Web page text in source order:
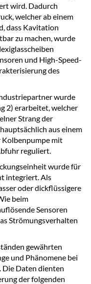
wird. Dadurch
welcher ab einem
dass Kavitation
zu machen, wurde
und High-Speed-
des
wurde
2) erarbeitet, welcher
Strang der
aus einem
Kolbenpumpe mit
reguliert.
wurde für
integriert. Als
oder dickflüssigere
beim
Sensoren
Strömungsverhalten
gewährten
und Phänomene bei
Daten dienten
der folgenden